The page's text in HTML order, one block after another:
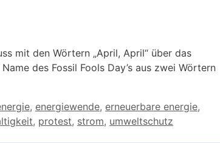
mit den Wörtern „April, April“ über das
des Fossil Fools Day’s aus zwei Wörtern
, energiewende, erneuerbare energie,
, protest, strom, umweltschutz